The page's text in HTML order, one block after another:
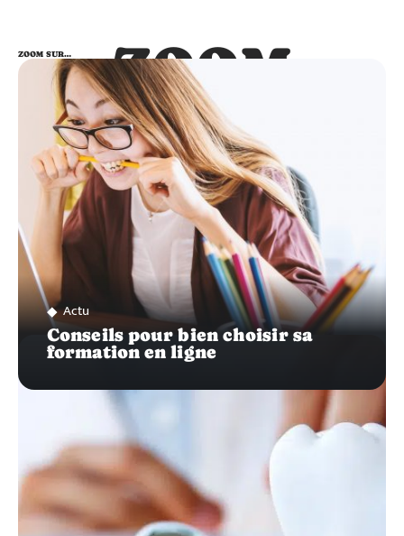
ZOOM
SUR…
ZOOM SUR…
Actu
Conseils pour bien choisir sa
formation en ligne